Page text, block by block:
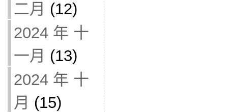
二月 (12)
2024 年 十
一月 (13)
2024 年 十
月 (15)